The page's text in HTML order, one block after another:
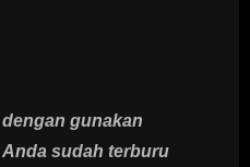
gunakan
sudah terburu